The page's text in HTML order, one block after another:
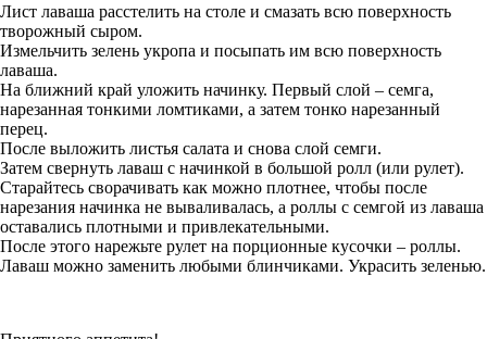
Лист лаваша расстелить на столе и смазать всю поверхность
творожный сыром.
Измельчить зелень укропа и посыпать им всю поверхность
лаваша.
На ближний край уложить начинку. Первый слой – семга,
нарезанная тонкими ломтиками, а затем тонко нарезанный
перец.
После выложить листья салата и снова слой семги.
Затем свернуть лаваш с начинкой в большой ролл (или рулет).
Старайтесь сворачивать как можно плотнее, чтобы после
нарезания начинка не вываливалась, а роллы с семгой из лаваша
оставались плотными и привлекательными.
После этого нарежьте рулет на порционные кусочки – роллы.
Лаваш можно заменить любыми блинчиками. Украсить зеленью.